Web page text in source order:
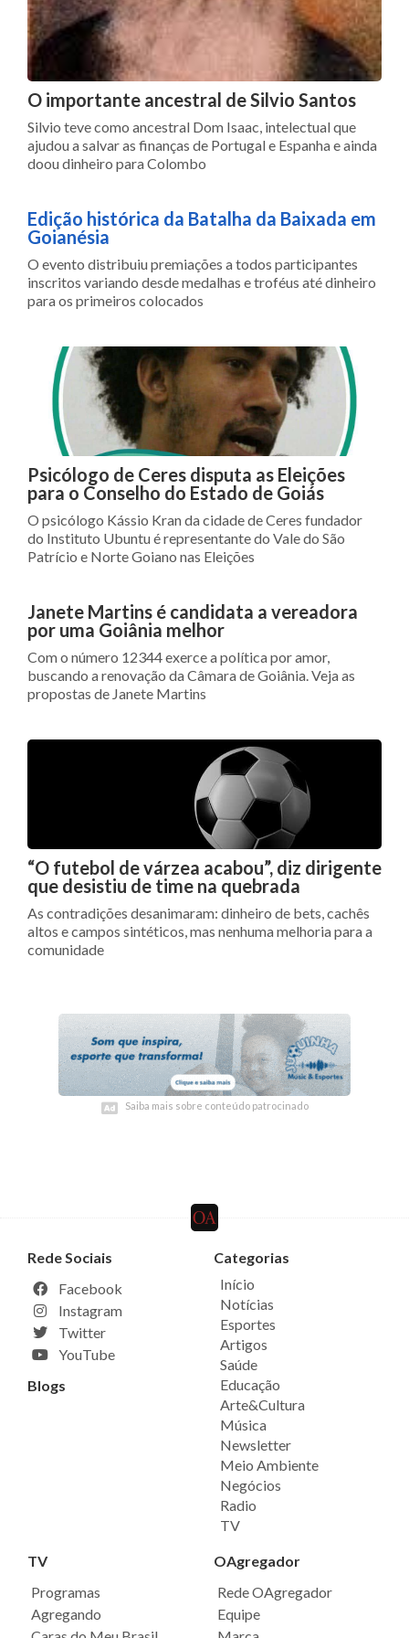
O importante ancestral de Silvio Santos
Silvio teve como ancestral Dom Isaac, intelectual que
ajudou a salvar as finanças de Portugal e Espanha e ainda
doou dinheiro para Colombo
Edição histórica da Batalha da Baixada em
Goianésia
O evento distribuiu premiações a todos participantes
inscritos variando desde medalhas e troféus até dinheiro
para os primeiros colocados
Psicólogo de Ceres disputa as Eleições
para o Conselho do Estado de Goiás
O psicólogo Kássio Kran da cidade de Ceres fundador
do Instituto Ubuntu é representante do Vale do São
Patrício e Norte Goiano nas Eleições
Janete Martins é candidata a vereadora
por uma Goiânia melhor
Com o número 12344 exerce a política por amor,
buscando a renovação da Câmara de Goiânia. Veja as
propostas de Janete Martins
“O futebol de várzea acabou”, diz dirigente
que desistiu de time na quebrada
As contradições desanimaram: dinheiro de bets, cachês
altos e campos sintéticos, mas nenhuma melhoria para a
comunidade
Saiba mais sobre conteúdo patrocinado
Saiba mais sobre conteúdo patrocinado
Rede Sociais
Facebook
Instagram
Twitter
YouTube
Blogs
Categorias
Início
Notícias
Esportes
Artigos
Saúde
Educação
Arte&Cultura
Música
Newsletter
Meio Ambiente
Negócios
Radio
TV
TV
Programas
Agregando
OAgregador
Rede OAgregador
Equipe